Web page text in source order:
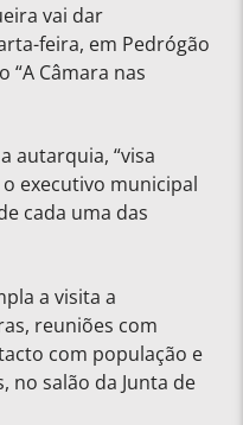
vai dar
feira, em Pedrógão
“A Câmara nas
autarquia, “visa
executivo municipal
cada uma das
a visita a
reuniões com
com população e
no salão da Junta de